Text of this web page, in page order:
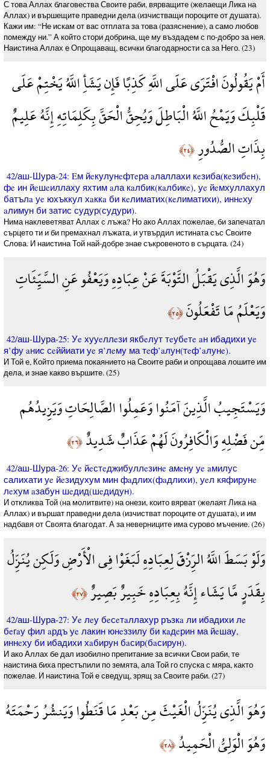
С това Аллах благовества Своите раби, вярващите (желаещи Лика на
Аллах) и вършещите праведни дела (изчистващи пороците от душата).
Кажи им: “Не искам от вас отплата за това (разяснение), а само любов
помежду ни.” А който стори добрина, ще му въздадем с по-добро за нея.
Наистина Аллах е Опрощаващ, всички благодарности са за Него. (23)
أَمْ يَقُولُونَ افْتَرَى عَلَى اللَّهِ كَذِبًا فَإِن يَشَأِ اللَّهُ يَخْتِمْ عَلَى
قَلْبِكَ وَيَمْحُ اللَّهُ الْبَاطِلَ وَيُحِقُّ الْحَقَّ بِكَلِمَاتِهِ إِنَّهُ عَلِيمٌ
بِذَاتِ الصُّدُورِ﴿٢٤﴾
42/аш-Шура-24: Eм йeкулунeфтeра aлаллахи кeзиба(кeзибeн),
фe ин йeшeиллаху яхтим aла кaлбик(кaлбикe), уe йeмхуллахул
батълa уe юхъккул хaккa би кeлиматих(кeлиматихи), иннeху
aлимун би затис судур(судури).
Нима наклеветяват Аллах с лъжа? Но ако Аллах пожелае, би запечатал
сърцето ти и би премахнал лъжата, и утвърдил истината със Своите
Слова. И наистина Той най-добре знае съкровеното в сърцата. (24)
وَهُوَ الَّذِي يَقْبَلُ التَّوْبَةَ عَنْ عِبَادِهِ وَيَعْفُو عَنِ السَّيِّئَاتِ
وَيَعْلَمُ مَا تَفْعَلُونَ﴿٢٥﴾
42/аш-Шура-25: Уe хууeллeзи якбeлут тeубeтe aн ибадихи уe
я’фу aнис сeййиати уe я’лeму ма тeф’aлун(тeф’aлунe).
И Той е, Който приема покаянието на Своите раби и опрощава лошите им
дела, и знае какво вършите. (25)
وَيَسْتَجِيبُ الَّذِينَ آمَنُوا وَعَمِلُوا الصَّالِحَاتِ وَيَزِيدُهُم
مِّن فَضْلِهِ وَالْكَافِرُونَ لَهُمْ عَذَابٌ شَدِيدٌ﴿٢٦﴾
42/аш-Шура-26: Уe йeстeджибуллeзинe амeну уe aмилус
салихати уe йeзидухум мин фaдлих(фaдлихи), уeл кяфирунe
лeхум aзабун шeдид(шeдидун).
И откликва Той (на молитвите) на онези, които вярват (желаят Лика на
Аллах) и вършат праведни дела (изчистват пороците от душата), и им
надбавя от Своята благодат. А за неверниците има сурово мъчение. (26)
وَلَوْ بَسَطَ اللَّهُ الرِّزْقَ لِعِبَادِهِ لَبَغَوْا فِي الْأَرْضِ وَلَكِن يُنَزِّلُ
بِقَدَرٍ مَّا يَشَاء إِنَّهُ بِعِبَادِهِ خَبِيرٌ بَصِيرٌ﴿٢٧﴾
42/аш-Шура-27: Уe лeу бeсeтaллахур ръзкa ли ибадихи лe
бeгaу фил aрдъ уe лакин юнeззилу би кaдeрин ма йeшау,
иннeху би ибадихи хaбирун бaсир(бaсирун).
И ако Аллах бе дал изобилно препитание за всички Свои раби, те
наистина биха престъпили по земята, ала Той го спуска с мяра, както
пожелае. И наистина Той е сведущ, зрящ за Своите раби. (27)
وَهُوَ الَّذِي يُنَزِّلُ الْغَيْثَ مِن بَعْدِ مَا قَنَطُوا وَيَنشُرُ رَحْمَتَهُ
وَهُوَ الْوَلِيُّ الْحَمِيدُ﴿٢٨﴾